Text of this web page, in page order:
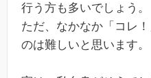
行う方も多いでしょう。
ただ、なかなか「コレ
のは難しいと思います。